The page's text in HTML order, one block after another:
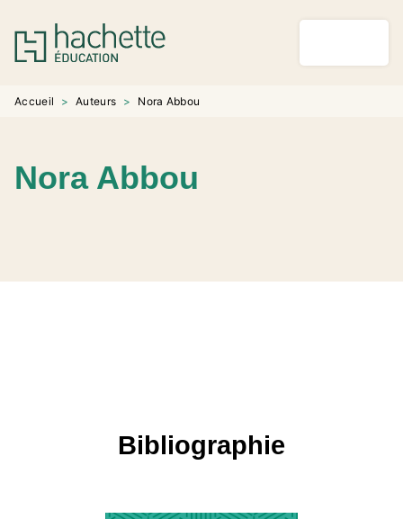
MENU RECHERCHE
PIED DE PAGE
Accueil > Auteurs > Nora Abbou
Nora Abbou
Bibliographie